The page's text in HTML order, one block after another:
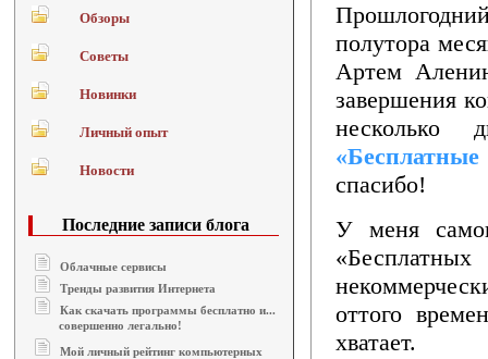
Обзоры
Советы
Новинки
Личный опыт
Новости
Последние записи блога
Облачные сервисы
Тренды развития Интернета
Как скачать программы бесплатно и...
совершенно легально!
Мой личный рейтинг компьютерных
полутора
Артем
завершения
несколько
спасибо!
У меня
оттого
хватает.